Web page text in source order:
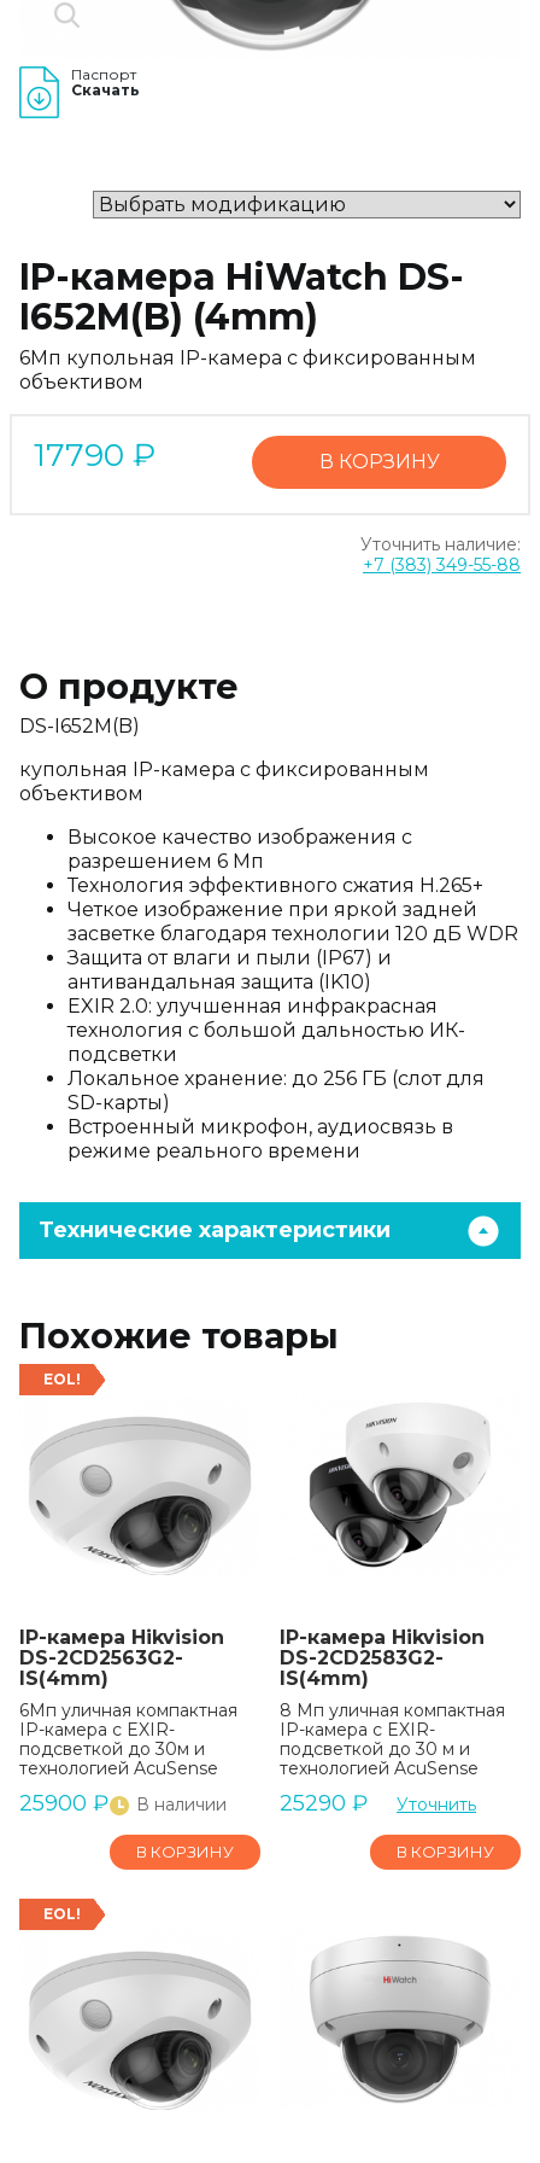
Паспорт
Скачать
IP-камера HiWatch DS-
I652M(B) (4mm)
6Мп купольная IP-камера с фиксированным
объективом
17790 ₽ В КОРЗИНУ
Уточнить наличие:
+7 (383) 349-55-88
О продукте
DS-I652M(B)
купольная IP-камера с фиксированным
объективом
Высокое качество изображения с
разрешением 6 Мп
Технология эффективного сжатия H.265+
Четкое изображение при яркой задней
засветке благодаря технологии 120 дБ WDR
Защита от влаги и пыли (IP67) и
антивандальная защита (IK10)
EXIR 2.0: улучшенная инфракрасная
технология с большой дальностью ИК-
подсветки
Локальное хранение: до 256 ГБ (слот для
SD-карты)
Встроенный микрофон, аудиосвязь в
режиме реального времени
Технические характеристики
Похожие товары
EOL!
IP-камера Hikvision
DS-2CD2563G2-
IS(4mm)
6Мп уличная компактная
IP-камера с EXIR-
подсветкой до 30м и
технологией AcuSense
25900 ₽ В наличии
В КОРЗИНУ
IP-камера Hikvision
DS-2CD2583G2-
IS(4mm)
8 Мп уличная компактная
IP-камера с EXIR-
подсветкой до 30 м и
технологией AcuSense
25290 ₽ Уточнить
В КОРЗИНУ
EOL!